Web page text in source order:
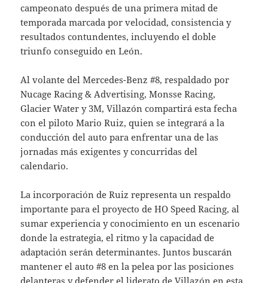
campeonato después de una primera mitad de
temporada marcada por velocidad, consistencia y
resultados contundentes, incluyendo el doble
triunfo conseguido en León.
Al volante del Mercedes-Benz #8, respaldado por
Nucage Racing & Advertising, Monsse Racing,
Glacier Water y 3M, Villazón compartirá esta fecha
con el piloto Mario Ruiz, quien se integrará a la
conducción del auto para enfrentar una de las
jornadas más exigentes y concurridas del
calendario.
La incorporación de Ruiz representa un respaldo
importante para el proyecto de HO Speed Racing, al
sumar experiencia y conocimiento en un escenario
donde la estrategia, el ritmo y la capacidad de
adaptación serán determinantes. Juntos buscarán
mantener el auto #8 en la pelea por las posiciones
delanteras y defender el liderato de Villazón en esta